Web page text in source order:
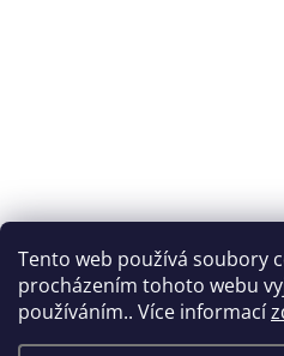
Tento web používá soubory
procházením tohoto webu
používáním.. Více informací